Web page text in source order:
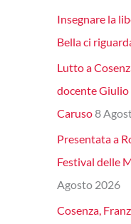
Insegnare la
Bella ci
Lutto a
docente Giulio
Caruso8
Presentata a
Festival delle
Agosto 2026
Cosenza,